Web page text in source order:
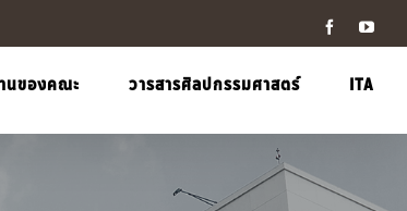
Facebook
นของคณะ วารสารศิลปกรรมศาสตร์ ITA